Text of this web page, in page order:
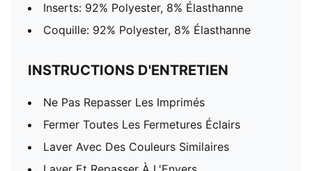
Inserts: 92% Polyester, 8% Élasthanne
Coquille: 92% Polyester, 8% Élasthanne
INSTRUCTIONS D'ENTRETIEN
Ne Pas Repasser Les Imprimés
Fermer Toutes Les Fermetures Éclairs
Laver Avec Des Couleurs Similaires